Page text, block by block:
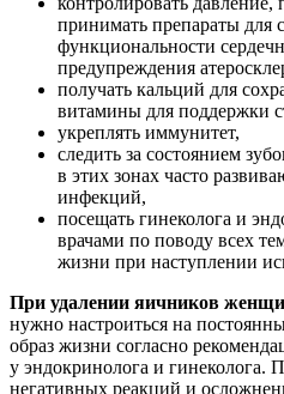
принимать препараты для
функциональности
предупреждения
получать кальций для
витамины для поддержки
укреплять иммунитет,
следить за состоянием
в этих зонах часто
инфекций,
посещать гинеколога и
врачами по поводу всех
жизни при наступлении
При удалении яичников
нужно настроиться на
образ жизни согласно
у эндокринолога и гинеколога.
негативных реакций и